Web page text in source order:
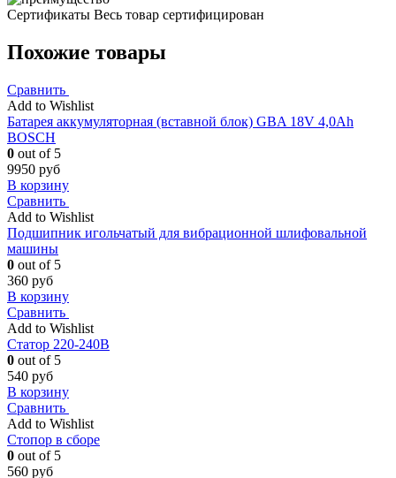
Сертификаты Весь товар сертифицирован
Похожие товары
Сравнить
Add to Wishlist
Батарея аккумуляторная (вставной блок) GBA 18V 4,0Ah
BOSCH
0 out of 5
9950 руб
В корзину
Сравнить
Add to Wishlist
Подшипник игольчатый для вибрационной шлифовальной
машины
0 out of 5
360 руб
В корзину
Сравнить
Add to Wishlist
Статор 220-240В
0 out of 5
540 руб
В корзину
Сравнить
Add to Wishlist
Стопор в сборе
0 out of 5
560 руб